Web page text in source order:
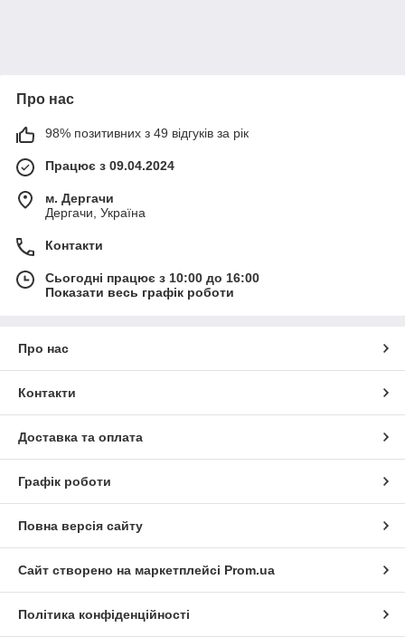
Про нас
98% позитивних з 49 відгуків за рік
Працює з 09.04.2024
м. Дергачи
Дергачи, Україна
Контакти
Сьогодні працює з 10:00 до 16:00
Показати весь графік роботи
Про нас
Контакти
Доставка та оплата
Графік роботи
Повна версія сайту
Сайт створено на маркетплейсі Prom.ua
Політика конфіденційності